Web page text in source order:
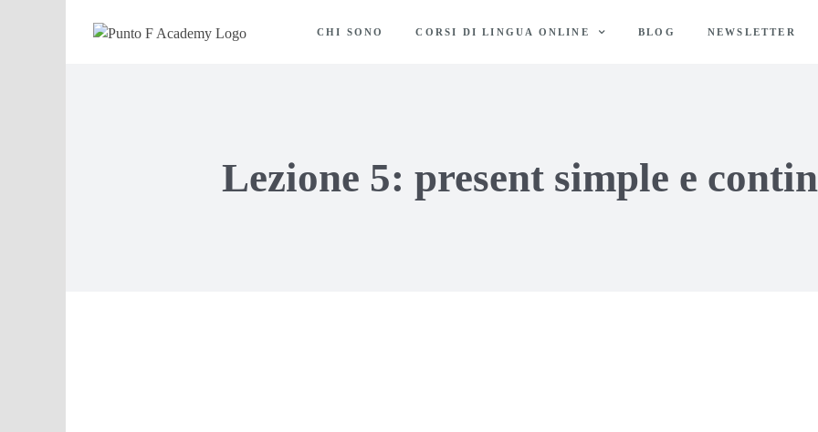
CHI SONO CORSI DI LINGUA ONLINE BLOG NEWSLETTER
Lezione 5: present simple e